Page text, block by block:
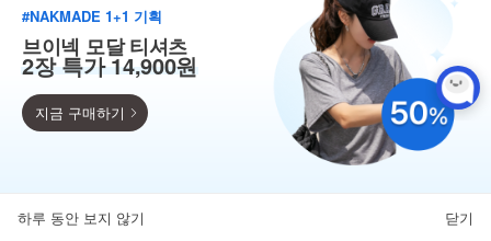
득템찬스
#NAKMADE 1+1 기획
브이넥 모달 티셔츠
2장 특가 14,900원
지금 구매하기
하루 동안 보지 않기 닫기
뒤로가기 카테고리 마이페이지